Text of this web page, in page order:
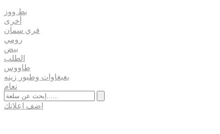
بط ووز
أخرى
فري سمان
رومي
بيض
الطلب
طاووس
بغبغاوات وطيور زينه
نعام
اضف اعلانك